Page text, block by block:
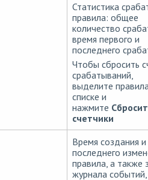
Статистика
правила: общее
количество
время первого и
последнего
Чтобы сбросить
срабатываний,
выделите
списке и
нажмите
счетчики
Время создания и
последнего
правила, а также
журнала событий,